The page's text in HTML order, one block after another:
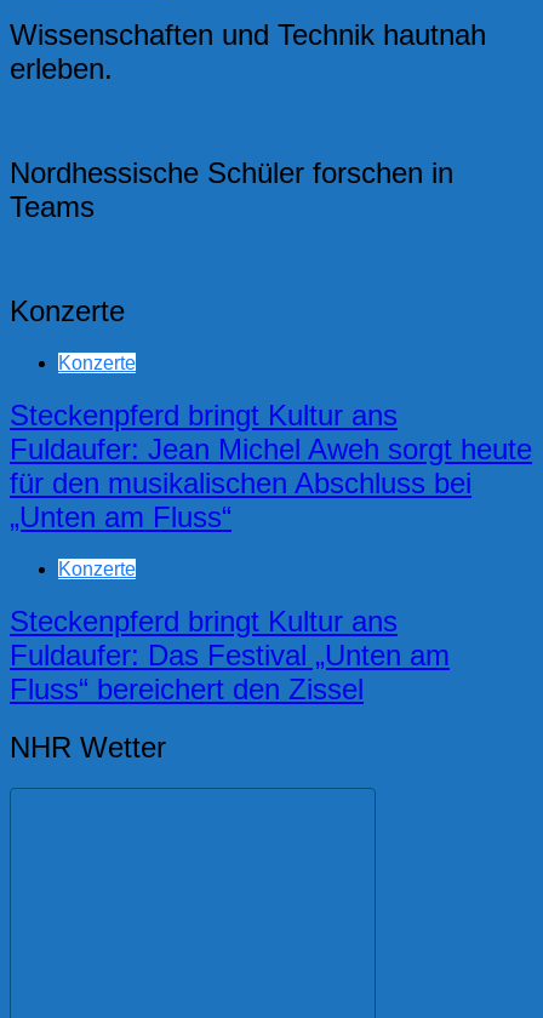
Wissenschaften und Technik hautnah
erleben.
Nordhessische Schüler forschen in
Teams
Konzerte
Konzerte
Steckenpferd bringt Kultur ans
Fuldaufer: Jean Michel Aweh sorgt heute
für den musikalischen Abschluss bei
„Unten am Fluss“
Konzerte
Steckenpferd bringt Kultur ans
Fuldaufer: Das Festival „Unten am
Fluss“ bereichert den Zissel
NHR Wetter